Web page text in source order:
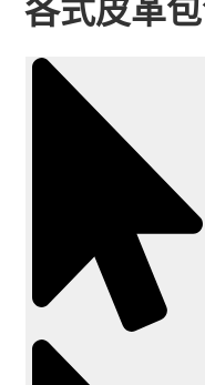
各式皮革